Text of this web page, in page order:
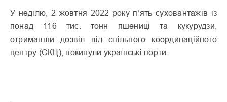
У неділю, 2 жовтня 2022 року п’ять суховантажів із
понад 116 тис. тонн пшениці та кукурудзи,
отримавши дозвіл від спільного координаційного
центру (СКЦ), покинули українські порти.